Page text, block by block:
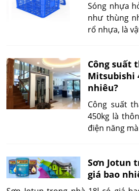
Sóng nhựa
như thùng
rổ nhựa, là
ẩm. Sóng
trữ, bảo
hàng hóa
xuất, kinh
Công suất
Mitsubishi
nhiêu?
Công suất
450kg là
điện năng
điện cần trả
vận hành
Sơn Jotun
giá bao